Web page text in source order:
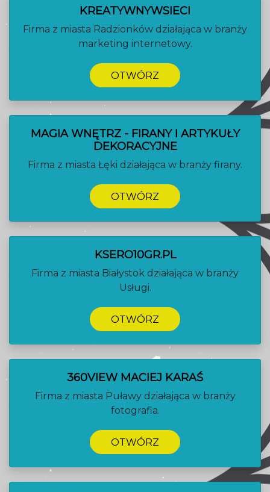
KREATYWNYWSIECI
Firma z miasta Radzionków działająca w branży
marketing internetowy.
OTWÓRZ
MAGIA WNĘTRZ - FIRANY I ARTYKUŁY
DEKORACYJNE
Firma z miasta Łęki działająca w branży firany.
OTWÓRZ
KSERO10GR.PL
Firma z miasta Białystok działająca w branży
Usługi.
OTWÓRZ
360VIEW MACIEJ KARAŚ
Firma z miasta Puławy działająca w branży
fotografia.
OTWÓRZ